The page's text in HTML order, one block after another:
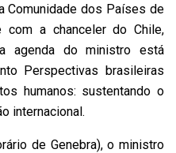
Comunidade dos Países de
a chanceler do Chile,
agenda do ministro está
Perspectivas brasileiras
humanos: sustentando o
internacional.
de Genebra), o ministro